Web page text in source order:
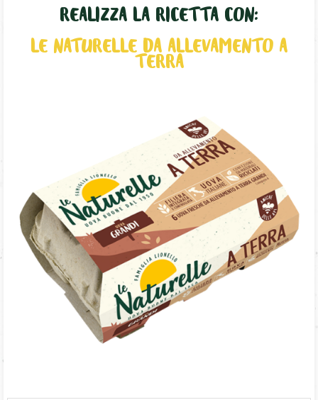
REALIZZA LA RICETTA CON:
LE NATURELLE DA ALLEVAMENTO A
TERRA